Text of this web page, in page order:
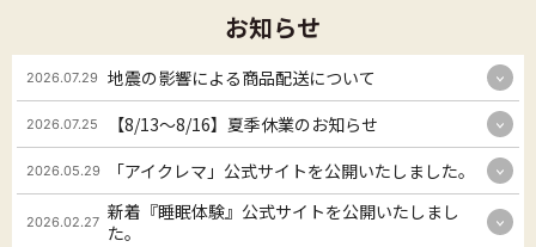
お知らせ
2026.07.29 地震の影響による商品配送について
2026.07.25 【8/13～8/16】夏季休業のお知らせ
2026.05.29 「アイクレマ」公式サイトを公開いたしました。
2026.02.27 新着『睡眠体験』公式サイトを公開いたしまし
た。